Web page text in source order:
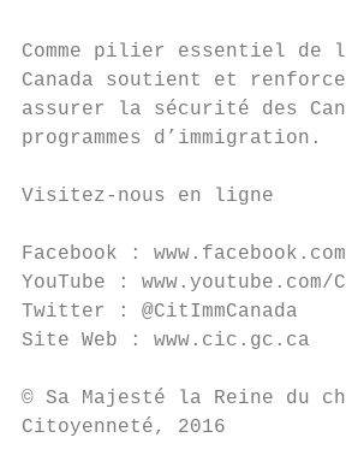
Comme pilier essentiel de
Canada soutient et
assurer la sécurité des
programmes d’immigration.
Visitez-nous en ligne
Facebook :
YouTube : www.youtube.com/
Twitter : @CitImmCanada
Site Web : www.cic.gc.ca
© Sa Majesté la Reine du
Citoyenneté, 2016